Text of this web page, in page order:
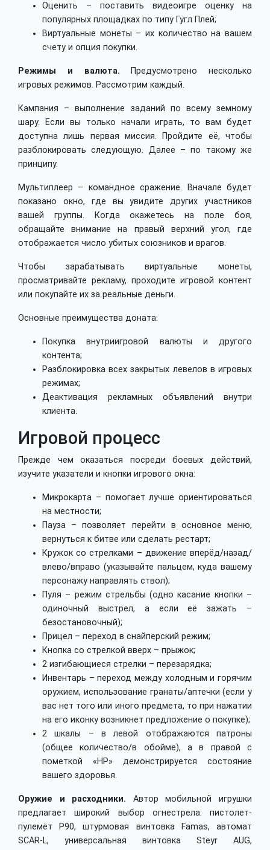
Оценить – поставить видеоигре оценку на
популярных площадках по типу Гугл Плей;
Виртуальные монеты – их количество на вашем
счету и опция покупки.
Режимы и валюта. Предусмотрено несколько
игровых режимов. Рассмотрим каждый.
Кампания – выполнение заданий по всему земному
шару. Если вы только начали играть, то вам будет
доступна лишь первая миссия. Пройдите её, чтобы
разблокировать следующую. Далее – по такому же
принципу.
Мультиплеер – командное сражение. Вначале будет
показано окно, где вы увидите других участников
вашей группы. Когда окажетесь на поле боя,
обращайте внимание на правый верхний угол, где
отображается число убитых союзников и врагов.
Чтобы зарабатывать виртуальные монеты,
просматривайте рекламу, проходите игровой контент
или покупайте их за реальные деньги.
Основные преимущества доната:
Покупка внутриигровой валюты и другого
контента;
Разблокировка всех закрытых левелов в игровых
режимах;
Деактивация рекламных объявлений внутри
клиента.
Игровой процесс
Прежде чем оказаться посреди боевых действий,
изучите указатели и кнопки игрового окна:
Микрокарта – помогает лучше ориентироваться
на местности;
Пауза – позволяет перейти в основное меню,
вернуться к битве или сделать рестарт;
Кружок со стрелками – движение вперёд/назад/
влево/вправо (указывайте пальцем, куда вашему
персонажу направлять ствол);
Пуля – режим стрельбы (одно касание кнопки –
одиночный выстрел, а если её зажать –
безостановочный);
Прицел – переход в снайперский режим;
Кнопка со стрелкой вверх – прыжок;
2 изгибающиеся стрелки – перезарядка;
Инвентарь – переход между холодным и горячим
оружием, использование гранаты/аптечки (если у
вас нет того или иного предмета, то при нажатии
на его иконку возникнет предложение о покупке);
2 шкалы – в левой отображаются патроны
(общее количество/в обойме), а в правой с
пометкой «HP» демонстрируется состояние
вашего здоровья.
Оружие и расходники. Автор мобильной игрушки
предлагает широкий выбор огнестрела: пистолет-
пулемёт P90, штурмовая винтовка Famas, автомат
SCAR-L, универсальная винтовка Steyr AUG,